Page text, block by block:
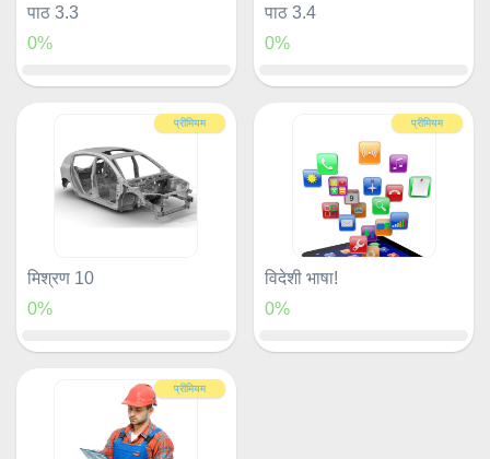
पाठ 3.3
0%
पाठ 3.4
0%
प्रीमियम
मिश्रण 10
0%
प्रीमियम
विदेशी भाषा!
0%
प्रीमियम